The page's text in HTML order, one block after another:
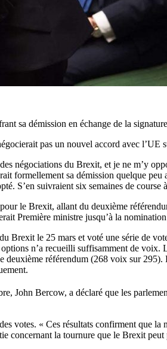
sa démission en échange de la
pas un nouvel accord avec
négociations du Brexit, et je ne m’y
formellement sa démission quelque
S’en suivraient six semaines de
le Brexit, allant du deuxième
Première ministre jusqu’à la
le 25 mars et voté une série de
n’a recueilli suffisamment de
référendum (268 voix sur 295).
John Bercow, a déclaré que les
votes. « Ces résultats confirment que
concernant la tournure que le Brexit peut